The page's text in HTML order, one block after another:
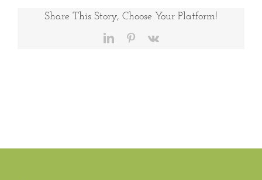
Share This Story, Choose Your Platform!
LinkedInPinterest
Vk